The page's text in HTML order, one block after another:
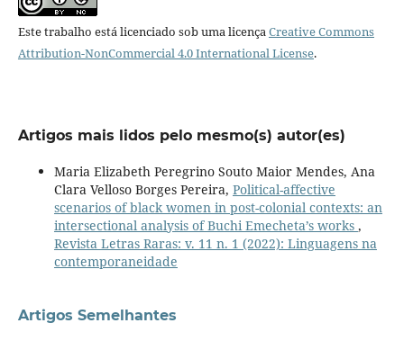
Este trabalho está licenciado sob uma licença Creative Commons
Attribution-NonCommercial 4.0 International License.
Artigos mais lidos pelo mesmo(s) autor(es)
Maria Elizabeth Peregrino Souto Maior Mendes, Ana
Clara Velloso Borges Pereira, Political-affective
scenarios of black women in post-colonial contexts: an
intersectional analysis of Buchi Emecheta’s works ,
Revista Letras Raras: v. 11 n. 1 (2022): Linguagens na
contemporaneidade
Artigos Semelhantes